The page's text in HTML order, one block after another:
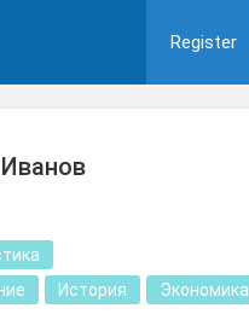
Register
История
Экономика